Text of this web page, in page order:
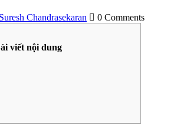
Suresh Chandrasekaran 0 Comments
viết nội dung